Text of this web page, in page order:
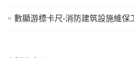
數顯游標卡尺-消防建筑設施維保